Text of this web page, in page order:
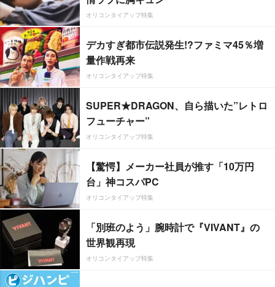
オリコンタイアップ特集
デカすぎ都市伝説発生!?ファミマ45％増
量作戦再来
オリコンタイアップ特集
SUPER★DRAGON、自ら描いた”レトロ
フューチャー”
オリコンタイアップ特集
【驚愕】メーカー社員が推す「10万円
台」神コスパPC
オリコンタイアップ特集
「別班のよう」腕時計で『VIVANT』の
世界観再現
オリコンタイアップ特集